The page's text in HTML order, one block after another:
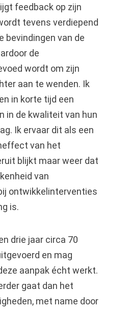
feedback op zijn
tevens verdiepend
bevindingen van de
de
wordt om zijn
aan te wenden. Ik
in korte tijd een
in de kwaliteit van hun
Ik ervaar dit als een
van het
blijkt maar weer dat
van
ontwikkelinterventies
is.
drie jaar circa 70
en mag
aanpak écht werkt.
gaat dan het
met name door